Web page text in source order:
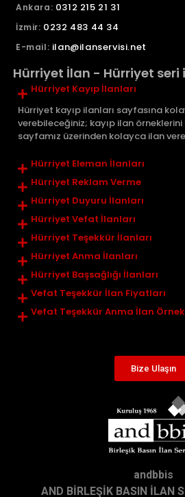
Ankara: 0312 215 21 31
İzmir: 0232 483 44 34
E-mail: ilan@ilanservisi.net
Hürriyet İlan - Hürriyet seri
Hürriyet Kayıp İlanları
Hürriyet kayıp ilanları sayfasına
verebileceğiniz; kayıp ilan
sayfamız üzerinden kolayca ilan
Hürriyet Eleman İlanları
Hürriyet Reklam Verme
Hürriyet Duyuru İlanları
Hürriyet Vefat İlanları
Hürriyet Teşekkür İlanları
Hürriyet Anma İlanları
Hürriyet Başsağlığı İlanları
Vefat Teşekkür İlan Fiyatları
Vefat Teşekkür Anma İlan
Bize Ulaşın
andbbis
AND BİRLEŞİK BASIN İLAN